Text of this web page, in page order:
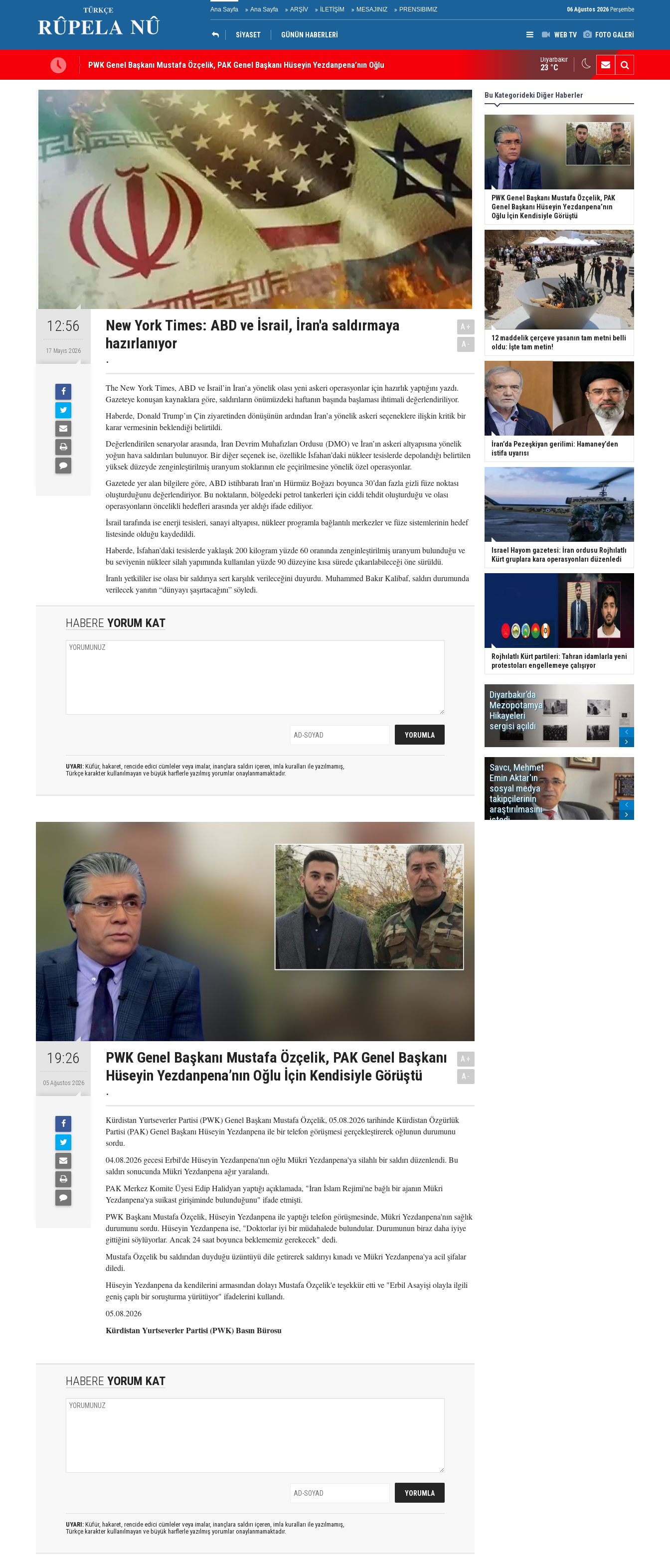
Ana Sayfa Ana Sayfa ARŞİV İLETİŞİM MESAJINIZ PRENSIBIMIZ 06 Ağustos 2026 Perşembe
WEB TV FOTO GALERİ
SİYASET GÜNÜN HABERLERİ
Görüştü
12 maddelik çerçeve yasanın tam metni belli oldu: İşte tam metin!
İran’da Pezeşkiyan gerilimi: Hamaney’den istifa uyarısı
Diyarbakır
23 °C
12:56
17 Mayıs 2026
New York Times: ABD ve İsrail, İran'a saldırmaya
hazırlanıyor
.
A+
A-
The New York Times, ABD ve İsrail’in İran’a yönelik olası yeni askeri operasyonlar için hazırlık yaptığını yazdı.
Gazeteye konuşan kaynaklara göre, saldırıların önümüzdeki haftanın başında başlaması ihtimali değerlendiriliyor.
Haberde, Donald Trump’ın Çin ziyaretinden dönüşünün ardından İran’a yönelik askeri seçeneklere ilişkin kritik bir
karar vermesinin beklendiği belirtildi.
Değerlendirilen senaryolar arasında, İran Devrim Muhafızları Ordusu (DMO) ve İran’ın askeri altyapısına yönelik
yoğun hava saldırıları bulunuyor. Bir diğer seçenek ise, özellikle İsfahan’daki nükleer tesislerde depolandığı belirtilen
yüksek düzeyde zenginleştirilmiş uranyum stoklarının ele geçirilmesine yönelik özel operasyonlar.
Gazetede yer alan bilgilere göre, ABD istihbaratı İran’ın Hürmüz Boğazı boyunca 30’dan fazla gizli füze noktası
oluşturduğunu değerlendiriyor. Bu noktaların, bölgedeki petrol tankerleri için ciddi tehdit oluşturduğu ve olası
operasyonların öncelikli hedefleri arasında yer aldığı ifade ediliyor.
İsrail tarafında ise enerji tesisleri, sanayi altyapısı, nükleer programla bağlantılı merkezler ve füze sistemlerinin hedef
listesinde olduğu kaydedildi.
Haberde, İsfahan’daki tesislerde yaklaşık 200 kilogram yüzde 60 oranında zenginleştirilmiş uranyum bulunduğu ve
bu seviyenin nükleer silah yapımında kullanılan yüzde 90 düzeyine kısa sürede çıkarılabileceği öne sürüldü.
İranlı yetkililer ise olası bir saldırıya sert karşılık verileceğini duyurdu. Muhammed Bakır Kalibaf, saldırı durumunda
verilecek yanıtın “dünyayı şaşırtacağını” söyledi.
HABERE YORUM KAT
UYARI: Küfür, hakaret, rencide edici cümleler veya imalar, inançlara saldırı içeren, imla kuralları ile yazılmamış,
Türkçe karakter kullanılmayan ve büyük harflerle yazılmış yorumlar onaylanmamaktadır.
19:26
05 Ağustos 2026
PWK Genel Başkanı Mustafa Özçelik, PAK Genel Başkanı
Hüseyin Yezdanpena’nın Oğlu İçin Kendisiyle Görüştü
.
A+
A-
Kürdistan Yurtseverler Partisi (PWK) Genel Başkanı Mustafa Özçelik, 05.08.2026 tarihinde Kürdistan Özgürlük
Partisi (PAK) Genel Başkanı Hüseyin Yezdanpena ile bir telefon görüşmesi gerçekleştirerek oğlunun durumunu
sordu.
04.08.2026 gecesi Erbil'de Hüseyin Yezdanpena'nın oğlu Mükri Yezdanpena'ya silahlı bir saldırı düzenlendi. Bu
saldırı sonucunda Mükri Yezdanpena ağır yaralandı.
PAK Merkez Komite Üyesi Edip Halidyan yaptığı açıklamada, "İran İslam Rejimi'ne bağlı bir ajanın Mükri
Yezdanpena'ya suikast girişiminde bulunduğunu" ifade etmişti.
PWK Başkanı Mustafa Özçelik, Hüseyin Yezdanpena ile yaptığı telefon görüşmesinde, Mükri Yezdanpena'nın sağlık
durumunu sordu. Hüseyin Yezdanpena ise, "Doktorlar iyi bir müdahalede bulundular. Durumunun biraz daha iyiye
gittiğini söylüyorlar. Ancak 24 saat boyunca beklememiz gerekecek" dedi.
Mustafa Özçelik bu saldırıdan duyduğu üzüntüyü dile getirerek saldırıyı kınadı ve Mükri Yezdanpena'ya acil şifalar
diledi.
Hüseyin Yezdanpena da kendilerini armasından dolayı Mustafa Özçelik'e teşekkür etti ve "Erbil Asayişi olayla ilgili
geniş çaplı bir soruşturma yürütüyor" ifadelerini kullandı.
05.08.2026
Kürdistan Yurtseverler Partisi (PWK) Basın Bürosu
HABERE YORUM KAT
UYARI: Küfür, hakaret, rencide edici cümleler veya imalar, inançlara saldırı içeren, imla kuralları ile yazılmamış,
Türkçe karakter kullanılmayan ve büyük harflerle yazılmış yorumlar onaylanmamaktadır.
Bu Kategorideki Diğer Haberler
PWK Genel Başkanı Mustafa Özçelik, PAK
Genel Başkanı Hüseyin Yezdanpena’nın
Oğlu İçin Kendisiyle Görüştü
12 maddelik çerçeve yasanın tam metni belli
oldu: İşte tam metin!
İran’da Pezeşkiyan gerilimi: Hamaney’den
istifa uyarısı
Israel Hayom gazetesi: İran ordusu Rojhılatlı
Kürt gruplara kara operasyonları düzenledi
Rojhılatlı Kürt partileri: Tahran idamlarla yeni
protestoları engellemeye çalışıyor
Diyarbakır’da
Mezopotamya
Hikayeleri
sergisi açıldı
Savcı, Mehmet
Emin Aktar'ın
sosyal medya
takipçilerinin
araştırılmasını
istedi